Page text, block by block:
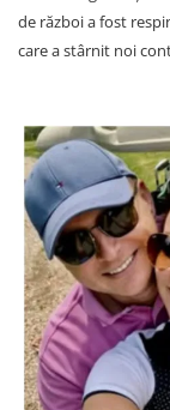
de război a fost
care a stârnit noi